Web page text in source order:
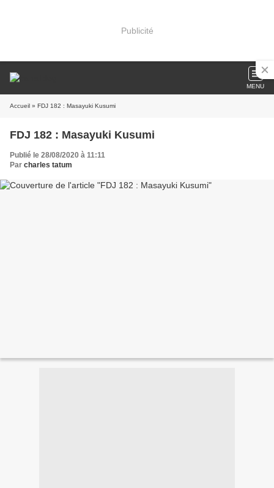
Publicité
MENU
Accueil » FDJ 182 : Masayuki Kusumi
FDJ 182 : Masayuki Kusumi
Publié le 28/08/2020 à 11:11
Par charles tatum